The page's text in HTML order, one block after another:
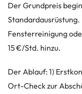
Der Grundpreis
Standardausrüstung.
Fensterreinigung
15 €/Std. hinzu.
Der Ablauf: 1)
Ort-Check zur